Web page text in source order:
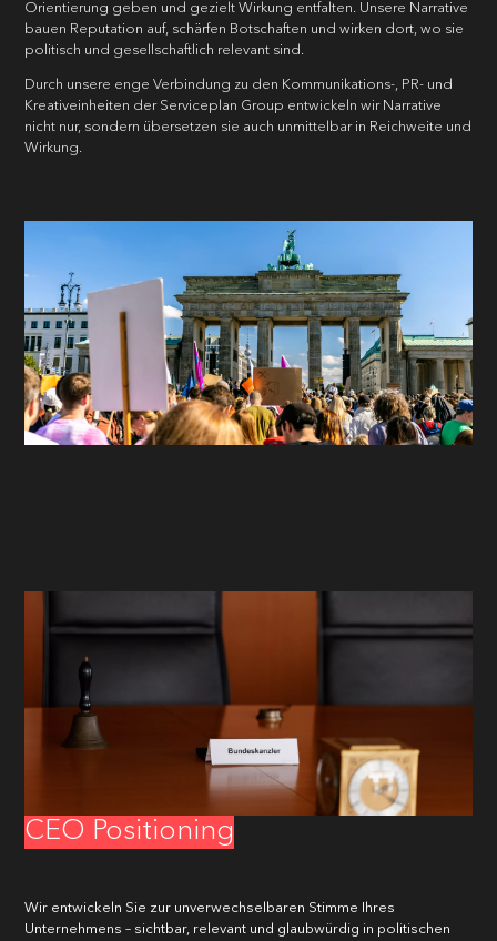
Orientierung geben und gezielt Wirkung entfalten. Unsere Narrative
bauen Reputation auf, schärfen Botschaften und wirken dort, wo sie
politisch und gesellschaftlich relevant sind.
Durch unsere enge Verbindung zu den Kommunikations-, PR- und
Kreativeinheiten der Serviceplan Group entwickeln wir Narrative
nicht nur, sondern übersetzen sie auch unmittelbar in Reichweite und
Wirkung.
CEO Positioning
Wir entwickeln Sie zur unverwechselbaren Stimme Ihres
Unternehmens – sichtbar, relevant und glaubwürdig in politischen
NACHNAME*